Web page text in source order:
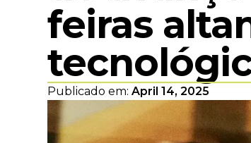
feiras
Publicado em:April 14, 2025